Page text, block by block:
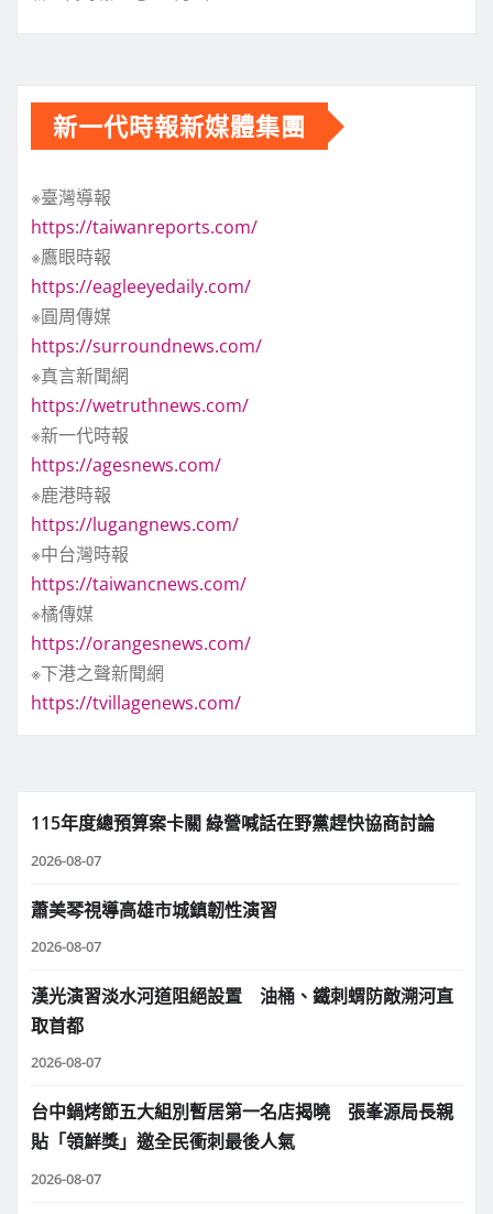
新一代時報新媒體集團
※臺灣導報
https://taiwanreports.com/
※鷹眼時報
https://eagleeyedaily.com/
※圓周傳媒
https://surroundnews.com/
※真言新聞網
https://wetruthnews.com/
※新一代時報
https://agesnews.com/
※鹿港時報
https://lugangnews.com/
※中台灣時報
https://taiwancnews.com/
※橘傳媒
https://orangesnews.com/
※下港之聲新聞網
https://tvillagenews.com/
115年度總預算案卡關 綠營喊話在野黨趕快協商討論
2026-08-07
蕭美琴視導高雄市城鎮韌性演習
2026-08-07
漢光演習淡水河道阻絕設置 油桶、鐵刺蝟防敵溯河直
取首都
2026-08-07
台中鍋烤節五大組別暫居第一名店揭曉 張峯源局長親
貼「領鮮獎」邀全民衝刺最後人氣
2026-08-07